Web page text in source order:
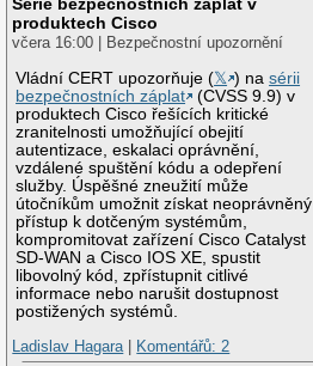
produktech Cisco
včera 16:00 | Bezpečnostní upozornění
Vládní CERT upozorňuje (𝕏 ) nasérii
bezpečnostních záplat
(CVSS 9.9) v
produktech Cisco řešících kritické
zranitelnosti umožňující obejití
autentizace, eskalaci oprávnění,
vzdálené spuštění kódu a odepření
služby. Úspěšné zneužití může
útočníkům umožnit získat neoprávněný
přístup k dotčeným systémům,
kompromitovat zařízení Cisco Catalyst
SD-WAN a Cisco IOS XE, spustit
libovolný kód, zpřístupnit citlivé
informace nebo narušit dostupnost
postižených systémů.
Ladislav Hagara| Komentářů: 2